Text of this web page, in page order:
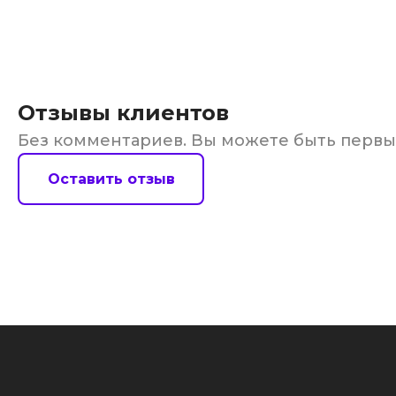
Отзывы клиентов
Без комментариев. Вы можете быть
Оставить отзыв